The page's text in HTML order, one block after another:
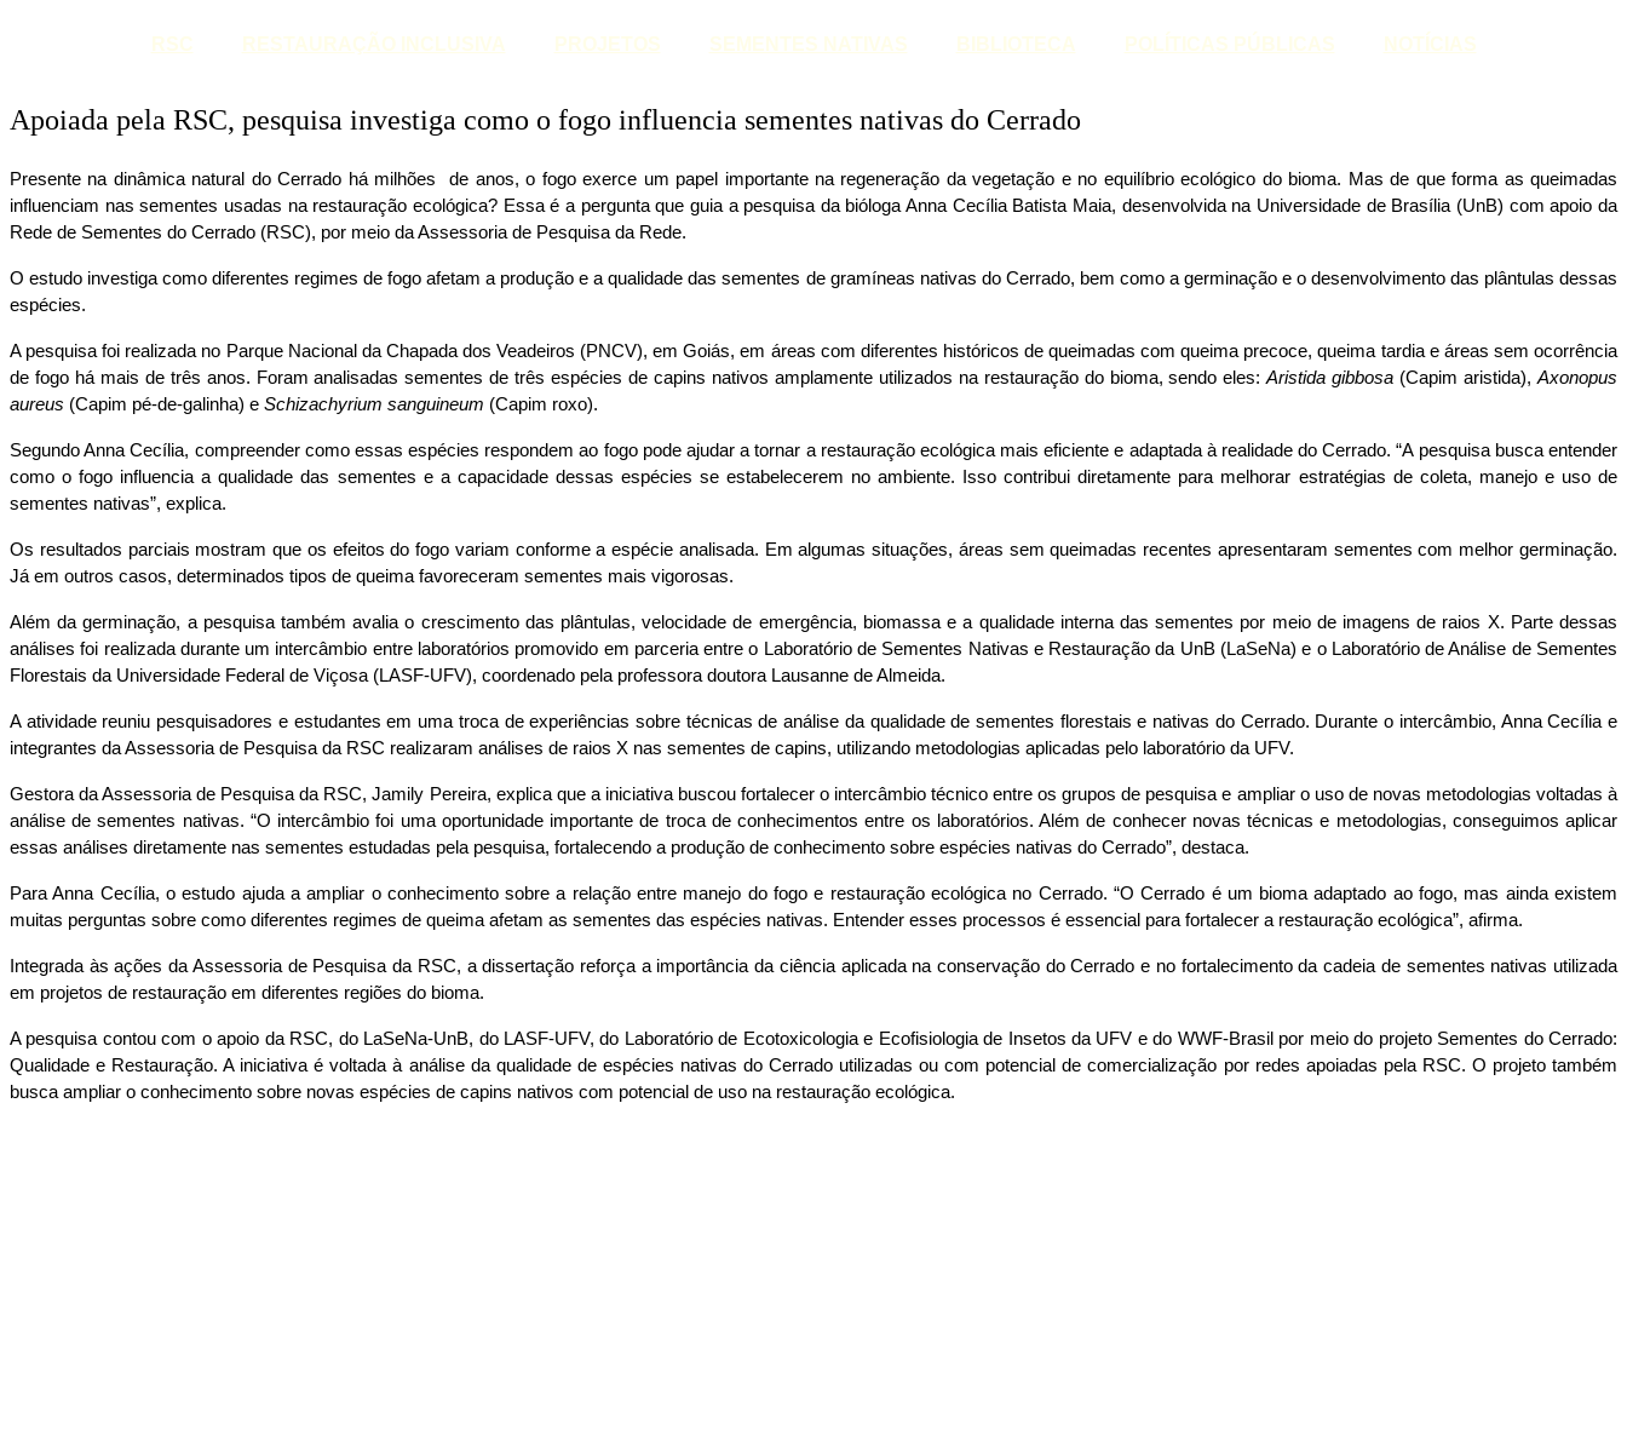
Apoiada pela RSC, pesquisa investiga como o fogo influencia sementes nativas do Cerrado
Presente na dinâmica natural do Cerrado há milhões  de anos, o fogo exerce um papel importante na regeneração da vegetação e no equilíbrio ecológico do bioma. Mas de que forma as queimadas
influenciam nas sementes usadas na restauração ecológica? Essa é a pergunta que guia a pesquisa da bióloga Anna Cecília Batista Maia, desenvolvida na Universidade de Brasília (UnB) com apoio da
Rede de Sementes do Cerrado (RSC), por meio da Assessoria de Pesquisa da Rede.
O estudo investiga como diferentes regimes de fogo afetam a produção e a qualidade das sementes de gramíneas nativas do Cerrado, bem como a germinação e o desenvolvimento das plântulas dessas
espécies.
A pesquisa foi realizada no Parque Nacional da Chapada dos Veadeiros (PNCV), em Goiás, em áreas com diferentes históricos de queimadas com queima precoce, queima tardia e áreas sem ocorrência
de fogo há mais de três anos. Foram analisadas sementes de três espécies de capins nativos amplamente utilizados na restauração do bioma, sendo eles: Aristida gibbosa (Capim aristida), Axonopus
aureus (Capim pé-de-galinha) e Schizachyrium sanguineum (Capim roxo).
Segundo Anna Cecília, compreender como essas espécies respondem ao fogo pode ajudar a tornar a restauração ecológica mais eficiente e adaptada à realidade do Cerrado. “A pesquisa busca entender
como o fogo influencia a qualidade das sementes e a capacidade dessas espécies se estabelecerem no ambiente. Isso contribui diretamente para melhorar estratégias de coleta, manejo e uso de
sementes nativas”, explica.
Os resultados parciais mostram que os efeitos do fogo variam conforme a espécie analisada. Em algumas situações, áreas sem queimadas recentes apresentaram sementes com melhor germinação.
Já em outros casos, determinados tipos de queima favoreceram sementes mais vigorosas.
Além da germinação, a pesquisa também avalia o crescimento das plântulas, velocidade de emergência, biomassa e a qualidade interna das sementes por meio de imagens de raios X. Parte dessas
análises foi realizada durante um intercâmbio entre laboratórios promovido em parceria entre o Laboratório de Sementes Nativas e Restauração da UnB (LaSeNa) e o Laboratório de Análise de Sementes
Florestais da Universidade Federal de Viçosa (LASF-UFV), coordenado pela professora doutora Lausanne de Almeida.
A atividade reuniu pesquisadores e estudantes em uma troca de experiências sobre técnicas de análise da qualidade de sementes florestais e nativas do Cerrado. Durante o intercâmbio, Anna Cecília e
integrantes da Assessoria de Pesquisa da RSC realizaram análises de raios X nas sementes de capins, utilizando metodologias aplicadas pelo laboratório da UFV.
Gestora da Assessoria de Pesquisa da RSC, Jamily Pereira, explica que a iniciativa buscou fortalecer o intercâmbio técnico entre os grupos de pesquisa e ampliar o uso de novas metodologias voltadas à
análise de sementes nativas. “O intercâmbio foi uma oportunidade importante de troca de conhecimentos entre os laboratórios. Além de conhecer novas técnicas e metodologias, conseguimos aplicar
essas análises diretamente nas sementes estudadas pela pesquisa, fortalecendo a produção de conhecimento sobre espécies nativas do Cerrado”, destaca.
Para Anna Cecília, o estudo ajuda a ampliar o conhecimento sobre a relação entre manejo do fogo e restauração ecológica no Cerrado. “O Cerrado é um bioma adaptado ao fogo, mas ainda existem
muitas perguntas sobre como diferentes regimes de queima afetam as sementes das espécies nativas. Entender esses processos é essencial para fortalecer a restauração ecológica”, afirma.
Integrada às ações da Assessoria de Pesquisa da RSC, a dissertação reforça a importância da ciência aplicada na conservação do Cerrado e no fortalecimento da cadeia de sementes nativas utilizada
em projetos de restauração em diferentes regiões do bioma.
A pesquisa contou com o apoio da RSC, do LaSeNa-UnB, do LASF-UFV, do Laboratório de Ecotoxicologia e Ecofisiologia de Insetos da UFV e do WWF-Brasil por meio do projeto Sementes do Cerrado:
Qualidade e Restauração. A iniciativa é voltada à análise da qualidade de espécies nativas do Cerrado utilizadas ou com potencial de comercialização por redes apoiadas pela RSC. O projeto também
busca ampliar o conhecimento sobre novas espécies de capins nativos com potencial de uso na restauração ecológica.